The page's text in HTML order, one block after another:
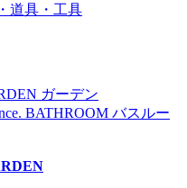
道具・工具
ガーデン
BATHROOM バスルー